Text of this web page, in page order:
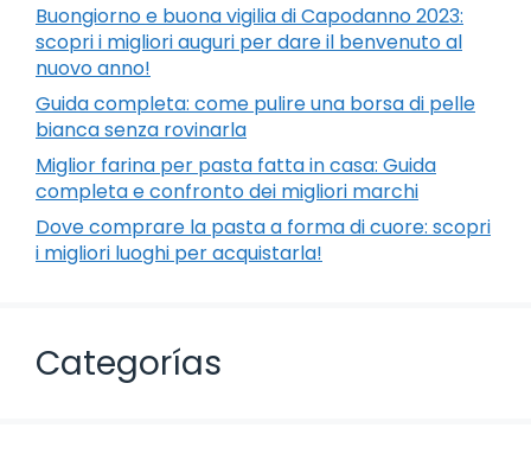
Buongiorno e buona vigilia di Capodanno 2023:
scopri i migliori auguri per dare il benvenuto al
nuovo anno!
Guida completa: come pulire una borsa di pelle
bianca senza rovinarla
Miglior farina per pasta fatta in casa: Guida
completa e confronto dei migliori marchi
Dove comprare la pasta a forma di cuore: scopri
i migliori luoghi per acquistarla!
Categorías